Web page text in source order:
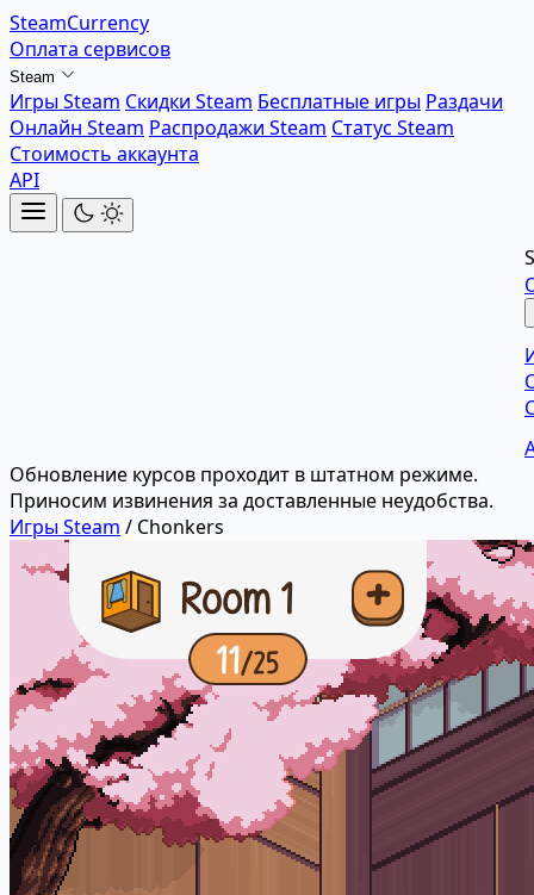
SteamCurrency
Оплата сервисов
Steam
Игры Steam Скидки Steam Бесплатные игры Раздачи
Онлайн Steam Распродажи Steam Статус Steam
Стоимость аккаунта
API
Обновление курсов проходит в штатном режиме.
Приносим извинения за доставленные неудобства.
Игры Steam / Chonkers